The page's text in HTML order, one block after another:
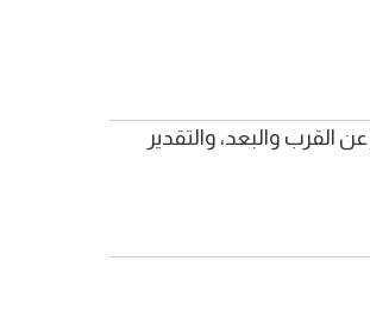
القرب والبعد، والتقدير